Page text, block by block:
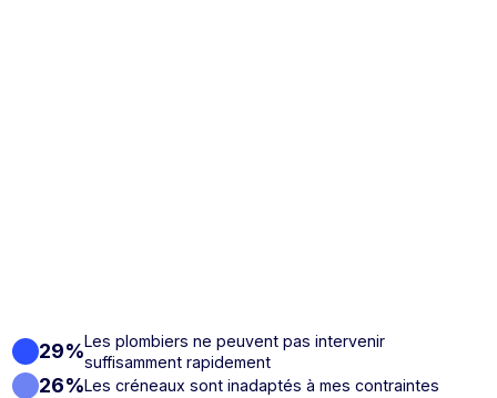
29%Les plombiers ne peuvent pas intervenir
suffisamment rapidement
26%Les créneaux sont inadaptés à mes contraintes